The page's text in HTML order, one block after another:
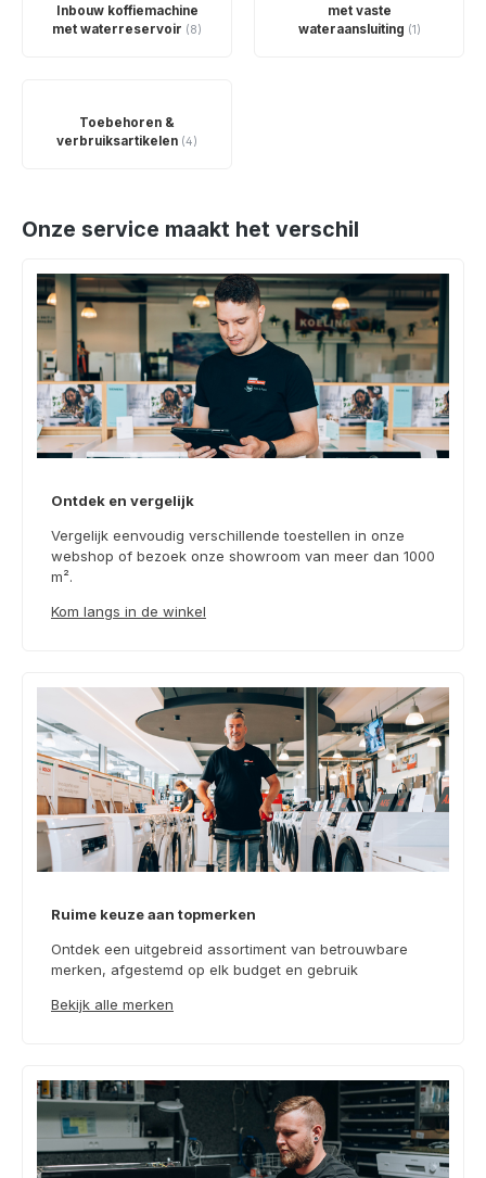
Inbouw koffiemachine
met waterreservoir (8)
met vaste
wateraansluiting (1)
Toebehoren &
verbruiksartikelen (4)
Onze service maakt het verschil
Ontdek en vergelijk
Vergelijk eenvoudig verschillende toestellen in onze
webshop of bezoek onze showroom van meer dan 1000
m².
Kom langs in de winkel
Ruime keuze aan topmerken
Ontdek een uitgebreid assortiment van betrouwbare
merken, afgestemd op elk budget en gebruik
Bekijk alle merken